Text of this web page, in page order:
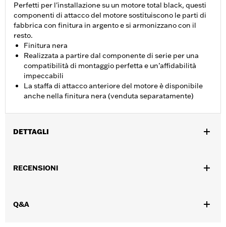
Perfetti per l'installazione su un motore total black, questi
componenti di attacco del motore sostituiscono le parti di
fabbrica con finitura in argento e si armonizzano con il
resto.
Finitura nera
Realizzata a partire dal componente di serie per una
compatibilità di montaggio perfetta e un’affidabilità
impeccabili
La staffa di attacco anteriore del motore è disponibile
anche nella finitura nera (venduta separatamente)
DETTAGLI
poi).
GARANZIA:
RECENSIONI
Q&A